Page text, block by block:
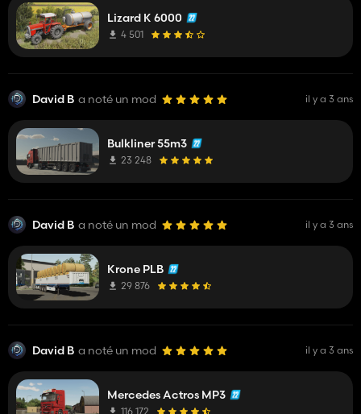
Lizard K 6000
4 501
David B a noté un mod il y a 3 ans
Bulkliner 55m3
23 248
David B a noté un mod il y a 3 ans
Krone PLB
29 876
David B a noté un mod il y a 3 ans
Mercedes Actros MP3
116 172